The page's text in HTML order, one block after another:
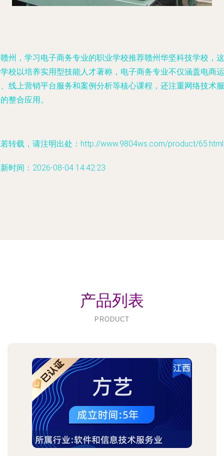
州，学习电子商务专业的职业学校推荐赣州华坚科技学校，这
校以培养实用型技能人才著称，电子商务专业不仅涵盖电商运
线上营销平台服务和案例分析等核心课程，还注重网络技术服
整合应用。
转载，请注明出处：http://www.9804ws.com/product/65.html
时间：2026-08-04 14:42:23
产品列表
PRODUCT